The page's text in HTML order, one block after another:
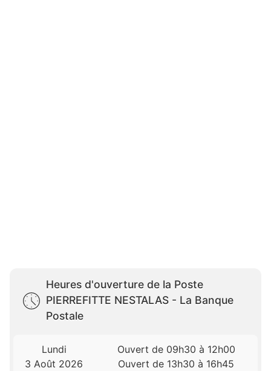
Heures d'ouverture de la Poste
PIERREFITTE NESTALAS - La Banque
Postale
Lundi
3 Août 2026
Ouvert de 09h30 à 12h00
Ouvert de 13h30 à 16h45